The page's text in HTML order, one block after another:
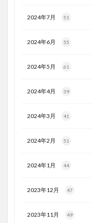
2024年7月 51
2024年6月 55
2024年5月 61
2024年4月 39
2024年3月 41
2024年2月 51
2024年1月 44
2023年12月 47
2023年11月 49